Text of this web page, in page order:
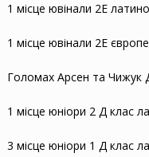
1 місце ювінали 2Е
1 місце ювінали 2Е
Голомах Арсен та Чижук
1 місце юніори 2 Д клас
3 місце юніори 1 Д клас